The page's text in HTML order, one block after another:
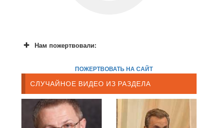
Нам пожертвовали:
ПОЖЕРТВОВАТЬ НА САЙТ
СЛУЧАЙНОЕ ВИДЕО ИЗ РАЗДЕЛА